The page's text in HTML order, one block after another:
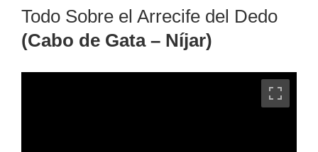
Todo Sobre el Arrecife del Dedo
(Cabo de Gata – Níjar)